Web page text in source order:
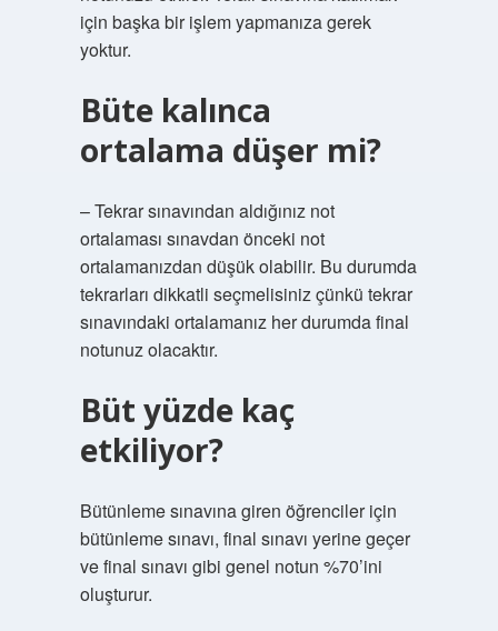
için başka bir işlem yapmanıza gerek
yoktur.
Büte kalınca
ortalama düşer mi?
– Tekrar sınavından aldığınız not
ortalaması sınavdan önceki not
ortalamanızdan düşük olabilir. Bu durumda
tekrarları dikkatli seçmelisiniz çünkü tekrar
sınavındaki ortalamanız her durumda final
notunuz olacaktır.
Büt yüzde kaç
etkiliyor?
Bütünleme sınavına giren öğrenciler için
bütünleme sınavı, final sınavı yerine geçer
ve final sınavı gibi genel notun %70’ini
oluşturur.